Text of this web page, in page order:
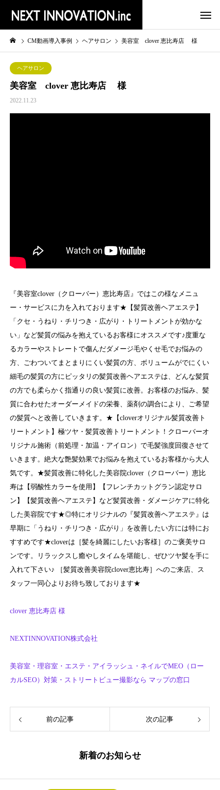
CM動画導入事例 ヘアサロン 美容室 clover 恵比寿店 様
ヘアサロン
美容室 clover 恵比寿店 様
2022.11.23
『美容室clover（クローバー）恵比寿店』ではこの様なメニュ
ー・サービスに力を入れております★【髪質改善ヘアエステ】
「クセ・うねり・チリつき・広がり・トリートメントが効かな
い」など髪質の悩みを抱えているお客様にオススメです♪度重な
るカラーやストレートで傷んだダメージ毛やくせ毛でお悩みの
方、ごわついてまとまりにくい髪質の方、ボリュームがでにくい
細毛の髪質の方にピッタリの髪質改善ヘアエステは、どんな髪質
の方でも柔らかく指通りの良い髪質に改善。お客様のお悩み、髪
質に合わせたオーダーメイドの栄養、薬剤の調合により、ご希望
の髪質へと改善していきます。★【cloverオリジナル髪質改善ト
リートメント】極ツヤ・髪質改善トリートメント！クローバーオ
リジナル施術（前処理・加温・アイロン）で毛髪強度回復させて
いきます。絶大な艶髪効果でお悩みを抱えているお客様から大人
気です。★髪質改善に特化した美容院clover（クローバー）恵比
寿は【弱酸性カラーを使用】【フレンチカットグラン認定サロ
ン】【髪質改善ヘアエステ】など髪質改善・ダメージケアに特化
した美容院です★◎特にオリジナルの『髪質改善ヘアエステ』は
早期に「うねり・チリつき・広がり」を改善したい方には特にお
すすめです★cloverは［髪を綺麗にしたいお客様］のご褒美サロ
ンです。リラックスし癒やしタイムを堪能し、ぜひツヤ髪を手に
入れて下さい♪ ［髪質改善美容院clover恵比寿］へのご来店、ス
タッフ一同心よりお待ち致しております★
clover 恵比寿店 様
NEXTINNOVATION株式会社
美容室・理容室・エステ・アイラッシュ・ネイルでMEO（ロー
カルSEO）対策・ストリートビュー撮影なら マップの窓口
前の記事 次の記事
新着のお知らせ